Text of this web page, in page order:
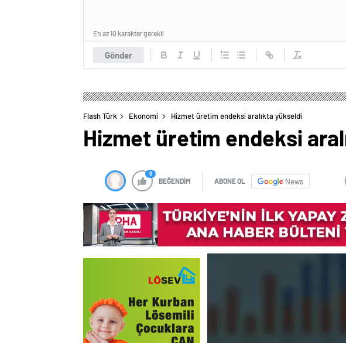
Gönder
En az 10 karakter gerekli
Flash Türk Ekonomi Hizmet üretim endeksi aralıkta yükseldi
Hizmet üretim endeksi
0
BEĞENDİM ABONE OL News